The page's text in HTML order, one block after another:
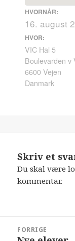
HVORNÅR:
16. august
HVOR:
VIC Hal 5
Boulevarden
6600 Vejen
Danmark
Skriv et
Du skal være
kommentar.
FORRIGE